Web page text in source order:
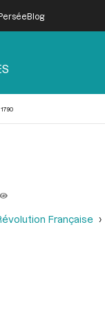
Blog
Française